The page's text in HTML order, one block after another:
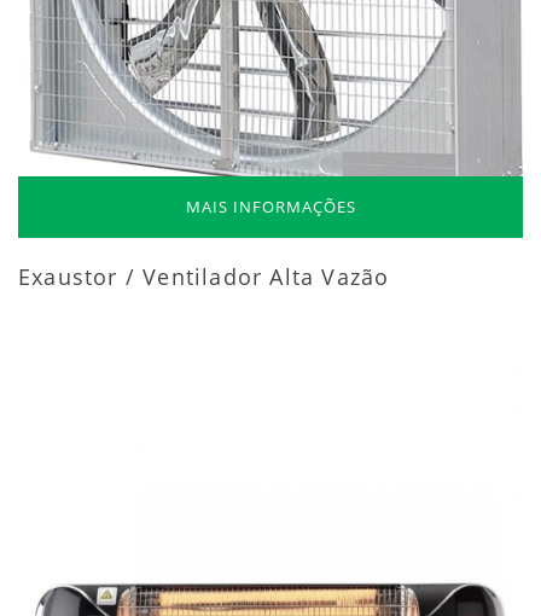
MAIS INFORMAÇÕES
Exaustor / Ventilador Alta Vazão